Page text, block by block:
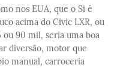
nos EUA, que o Si é
acima do Civic LXR, ou
ou 90 mil, seria uma boa
diversão, motor que
manual, carroceria